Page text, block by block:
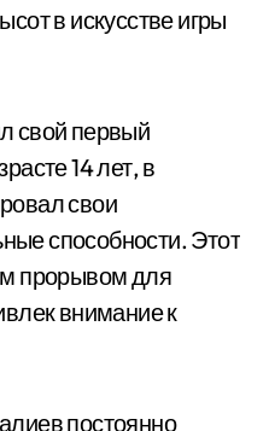
в искусстве игры
свой первый
14 лет, в
свои
способности. Этот
прорывом для
внимание к
постоянно